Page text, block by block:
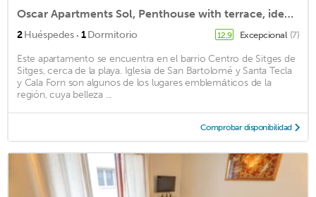
Oscar Apartments Sol, Penthouse with terrace, ideal couples, in the center of Sitges
2Huéspedes · 1Dormitorio 12,9 Excepcional (7)
Este apartamento se encuentra en el barrio Centro de Sitges de
Sitges, cerca de la playa. Iglesia de San Bartolomé y Santa Tecla
y Cala Forn son algunos de los lugares emblemáticos de la
región, cuya belleza ...
Comprobar disponibilidad